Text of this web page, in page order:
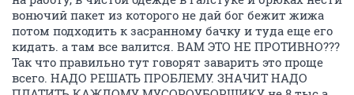
ОТВЕТИТЬ
ВАШ
Ваш сосед
member
22 октября 2009 condition